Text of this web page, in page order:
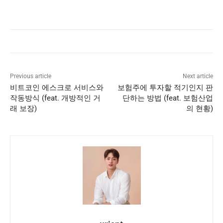
Previous article
비트코인 에스크로 서비스와
작동방식 (feat. 개방적인 거
래 보장)
Next article
보험주에 투자할 적기인지 판
단하는 방법 (feat. 보험산업
의 현황)